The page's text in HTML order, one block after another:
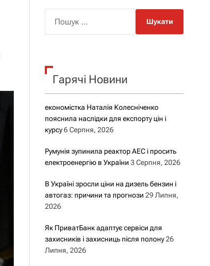
р
о
у
к
Гарячі Новини
економістка Наталія Колесніченко
пояснила наслідки для експорту цін і
курсу 6 Серпня, 2026
Румунія зупинила реактор АЕС і просить
електроенергію в України 3 Серпня, 2026
В Україні зросли ціни на дизель бензин і
автогаз: причини та прогнози 29 Липня,
2026
Як ПриватБанк адаптує сервіси для
захисників і захисниць після полону 26
Липня, 2026